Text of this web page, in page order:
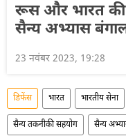
रूस और भारत
सैन्य अभ्यास
23 नवंबर 2023, 19:28
डिफेंस भारत भारतीय सेना
सैन्य तकनीकी सहयोग सैन्य